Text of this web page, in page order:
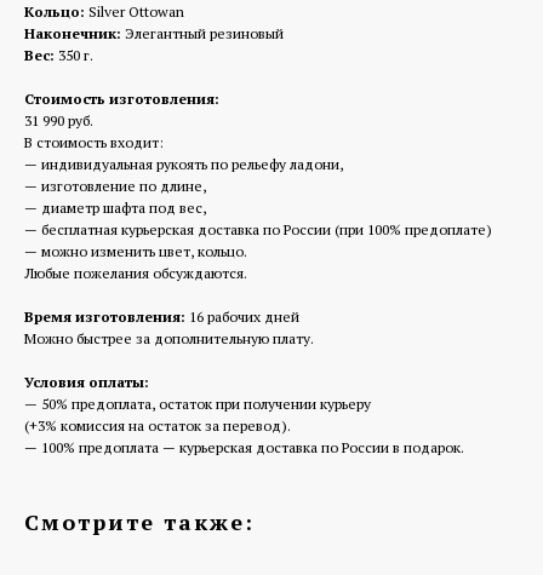
Кольцо: Silver Ottowan
Наконечник: Элегантный резиновый
Вес: 350 г.
Стоимость изготовления:
31 990 руб.
В стоимость входит:
— индивидуальная рукоять по рельефу ладони,
— изготовление по длине,
— диаметр шафта под вес,
— бесплатная курьерская доставка по России (при 100% предоплате)
— можно изменить цвет, кольцо.
Любые пожелания обсуждаются.
Время изготовления: 16 рабочих дней
Можно быстрее за дополнительную плату.
Условия оплаты:
— 50% предоплата, остаток при получении курьеру
(+3% комиссия на остаток за перевод).
— 100% предоплата — курьерская доставка по России в подарок.
Смотрите также: